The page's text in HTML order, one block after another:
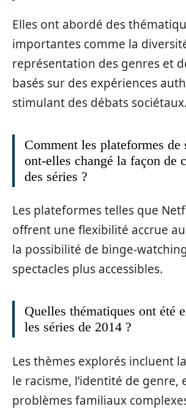
Elles ont abordé des
importantes comme la
représentation des genres et
basés sur des expériences
stimulant des débats sociétaux.
Comment les plateformes de
ont-elles changé la façon de
des séries ?
Les plateformes telles que
offrent une flexibilité accrue
la possibilité de binge-
spectacles plus accessibles.
Quelles thématiques ont été
les séries de 2014 ?
Les thèmes explorés incluent
le racisme, l’identité de genre,
problèmes familiaux